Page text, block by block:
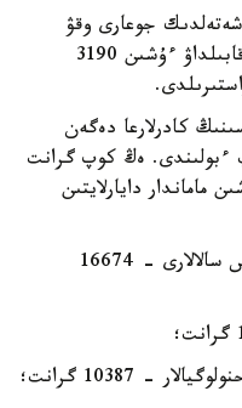
شەتەلدىك جوعارى وقۋ
ورىندارىنىڭ فيليالدارىنا تالاپكەرلەر قابىلداۋ ءۇشىن 3190
كادرلارعا دەگەن
ءبولىندى. ەڭ كوپ گرانت
ماماندار دايارلايتىن
✔ ينجەنەرلىك، وڭدەۋ جانە قۇرىلىس سالالارى - 16674
- 10387 گرانت؛